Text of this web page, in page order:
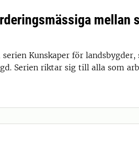
mellan
Kunskaper för landsbygder,
Serien riktar sig till alla som